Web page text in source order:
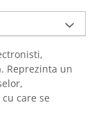
Reprezinta un
care se